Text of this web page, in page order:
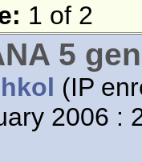
1 of 2
5
(IP
2006 :